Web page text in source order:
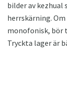
bilder av kezhual
herrskärning.
monofonisk, bör
Tryckta lager är